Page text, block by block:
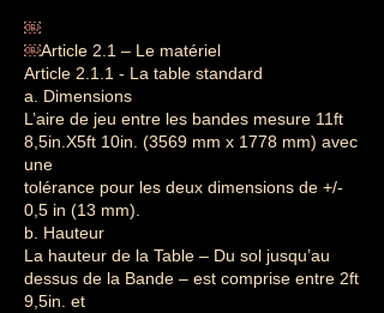
￼
￼Article 2.1 – Le matériel
Article 2.1.1 - La table standard
a. Dimensions
L’aire de jeu entre les bandes mesure 11ft
8,5in.X5ft 10in. (3569 mm x 1778 mm) avec
une
tolérance pour les deux dimensions de +/-
0,5 in (13 mm).
b. Hauteur
La hauteur de la Table – Du sol jusqu’au
dessus de la Bande – est comprise entre 2ft
9,5in. et